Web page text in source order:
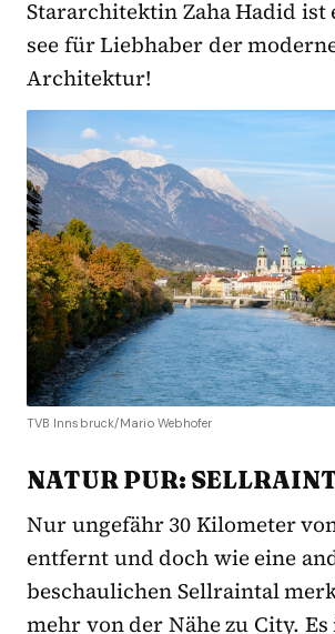
Stararchitektin Zaha Hadid ist
see für Liebhaber der
Architektur!
TVB Innsbruck/Mario Webhofer
NATUR PUR:
Nur ungefähr 30 Kilometer
entfernt und doch wie eine
beschaulichen Sellraintal
mehr von der Nähe zu City.